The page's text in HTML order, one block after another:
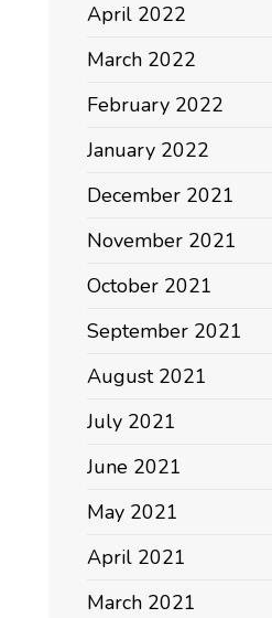
April 2022
March 2022
February 2022
January 2022
December 2021
November 2021
October 2021
September 2021
August 2021
July 2021
June 2021
May 2021
April 2021
March 2021